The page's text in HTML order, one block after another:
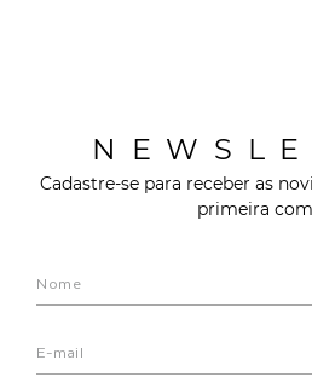
Cadastre-se para receber as
primeira